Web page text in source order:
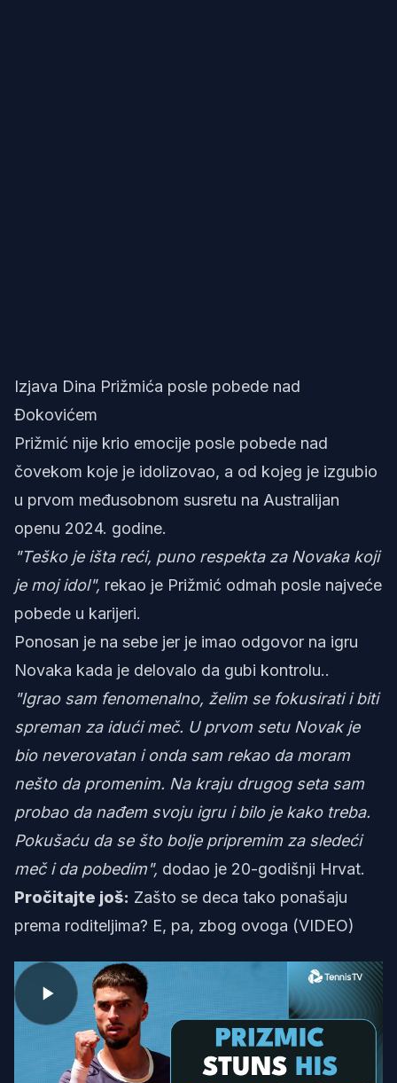
Izjava Dina Prižmića posle pobede nad
Đokovićem
Prižmić nije krio emocije posle pobede nad
čovekom koje je idolizovao, a od kojeg je izgubio
u prvom međusobnom susretu na Australijan
openu 2024. godine.
"Teško je išta reći, puno respekta za Novaka koji
je moj idol", rekao je Prižmić odmah posle najveće
pobede u karijeri.
Ponosan je na sebe jer je imao odgovor na igru
Novaka kada je delovalo da gubi kontrolu..
"Igrao sam fenomenalno, želim se fokusirati i biti
spreman za idući meč. U prvom setu Novak je
bio neverovatan i onda sam rekao da moram
nešto da promenim. Na kraju drugog seta sam
probao da nađem svoju igru i bilo je kako treba.
Pokušaću da se što bolje pripremim za sledeći
meč i da pobedim", dodao je 20-godišnji Hrvat.
Pročitajte još: Zašto se deca tako ponašaju
prema roditeljima? E, pa, zbog ovoga (VIDEO)